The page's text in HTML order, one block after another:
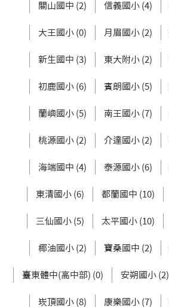
關山國中 (2) 信義國小 (4)
大王國小 (0) 月眉國小 (2)
新生國中 (3) 東大附小 (2)
初鹿國小 (6) 賓朗國小 (5)
蘭嶼國小 (5) 南王國小 (7)
桃源國小 (2) 介達國小 (2)
海端國中 (4) 泰源國小 (6)
東清國小 (6) 都蘭國中 (10)
三仙國小 (5) 太平國小 (10)
椰油國小 (2) 寶桑國中 (2)
臺東體中(高中部) (0) 安朔國小 (2)
崁頂國小 (8) 康樂國小 (7)